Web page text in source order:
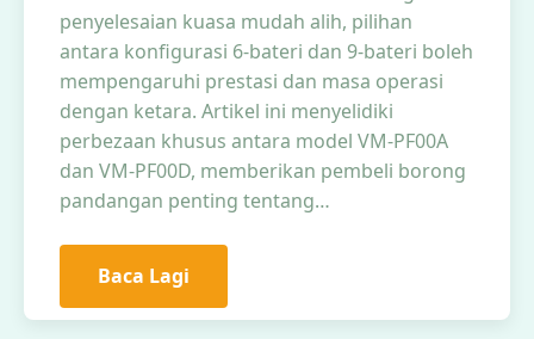
penyelesaian kuasa mudah alih, pilihan
antara konfigurasi 6-bateri dan 9-bateri boleh
mempengaruhi prestasi dan masa operasi
dengan ketara. Artikel ini menyelidiki
perbezaan khusus antara model VM-PF00A
dan VM-PF00D, memberikan pembeli borong
pandangan penting tentang…
Baca Lagi